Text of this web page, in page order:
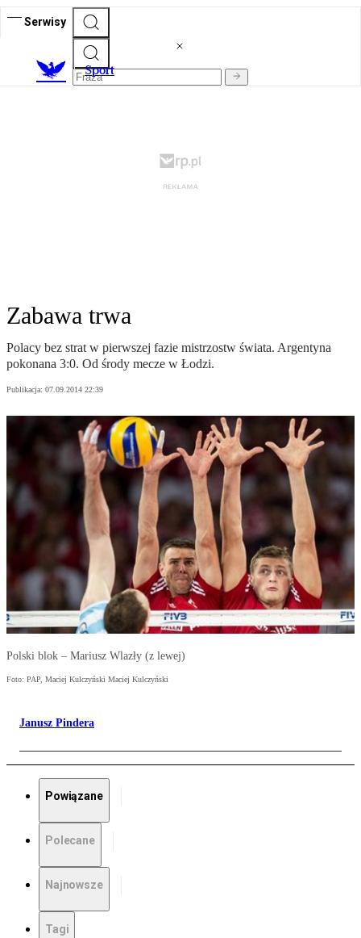
Serwisy
Sport
Zabawa trwa
Polacy bez strat w pierwszej fazie mistrzostw świata. Argentyna
pokonana 3:0. Od środy mecze w Łodzi.
Publikacja: 07.09.2014 22:39
Polski blok – Mariusz Wlazły (z lewej)
Foto: PAP, Maciej Kulczyński Maciej Kulczyński
Janusz Pindera
Powiązane
Polecane
Najnowsze
Tagi